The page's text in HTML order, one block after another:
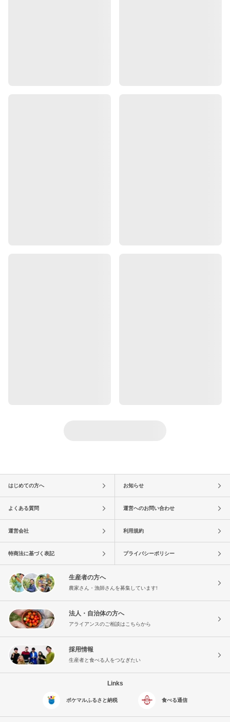
はじめての方へ お知らせ
よくある質問 運営へのお問い合わせ
運営会社 利用規約
特商法に基づく表記 プライバシーポリシー
生産者の方へ
農家さん・漁師さんを募集しています!
法人・自治体の方へ
アライアンスのご相談はこちらから
採用情報
生産者と食べる人をつなぎたい
Links
ポケマルふるさと納税 食べる通信